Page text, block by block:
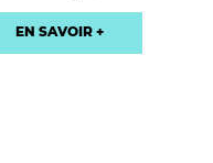
EN SAVOIR +